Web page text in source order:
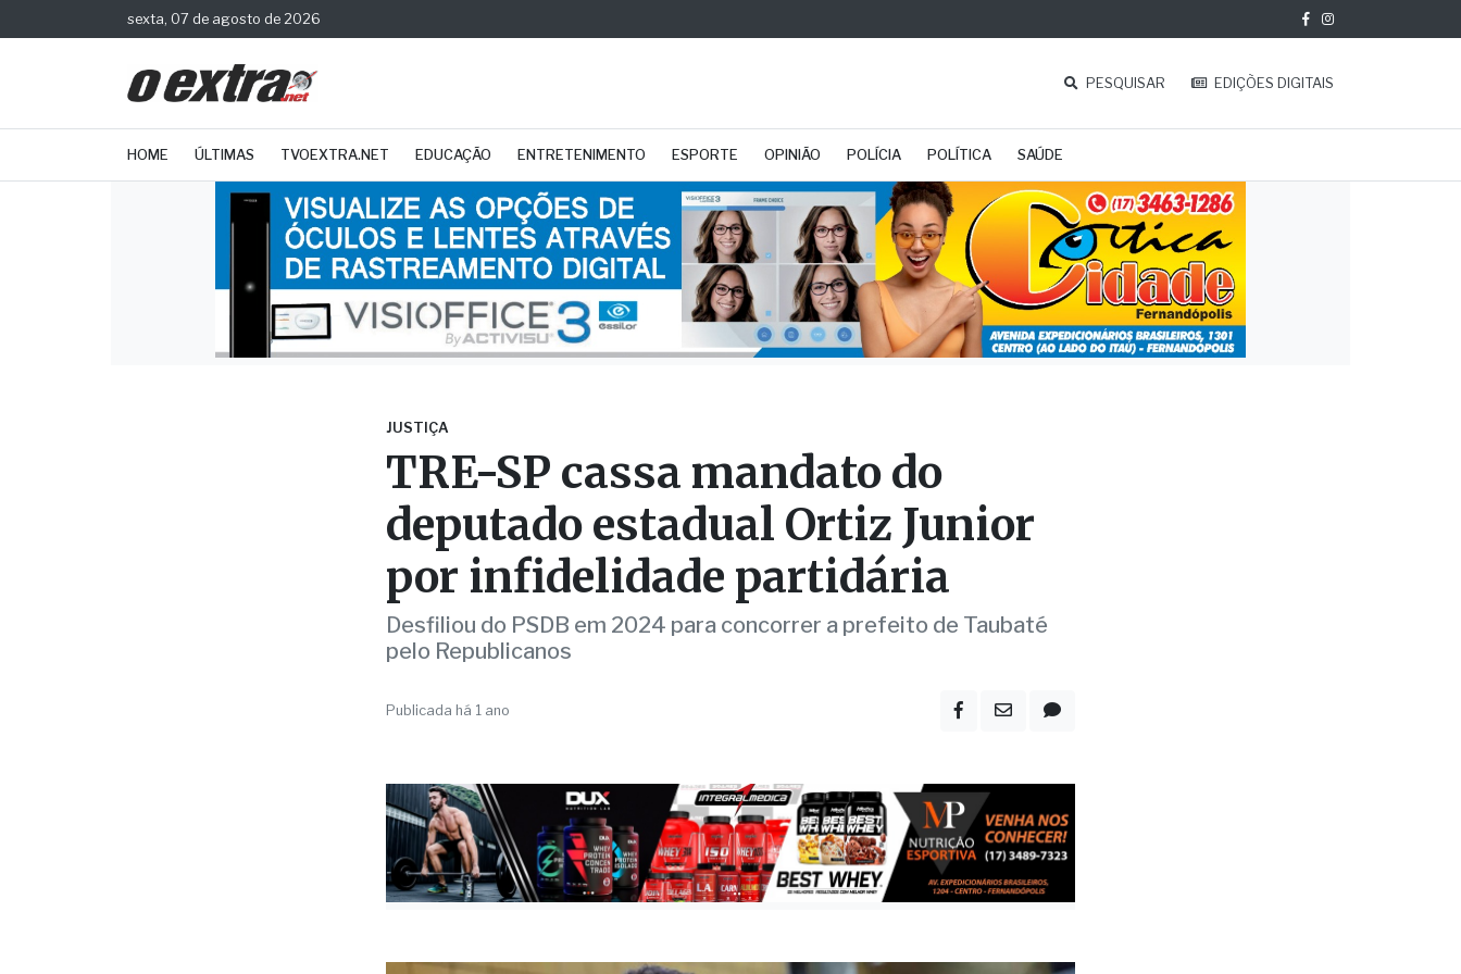
sexta, 07 de agosto de 2026
PESQUISAR EDIÇÕES DIGITAIS
HOME ÚLTIMAS TVOEXTRA.NET EDUCAÇÃO ENTRETENIMENTO ESPORTE OPINIÃO POLÍCIA POLÍTICA SAÚDE
TRE-SP cassa mandato do
deputado estadual Ortiz Junior
por infidelidade partidária
Desfiliou do PSDB em 2024 para concorrer a prefeito de Taubaté
pelo Republicanos